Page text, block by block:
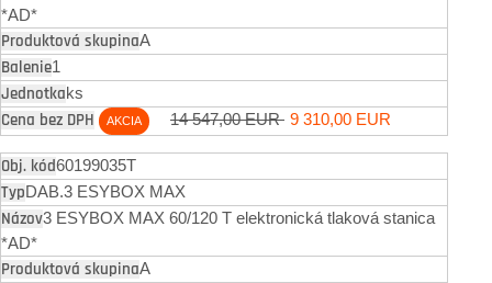
*AD*
A
1
ks
AKCIA 14 547,00 EUR 9 310,00 EUR
60199035T
DAB.3 ESYBOX MAX
3 ESYBOX MAX 60/120 T elektronická tlaková stanica
*AD*
A